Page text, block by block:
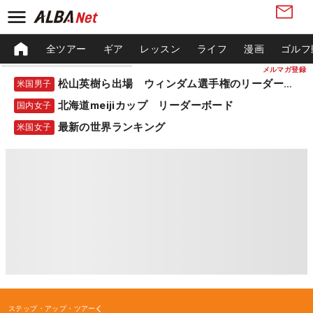
メルマガ登録
全ツアー ギア レッスン ライフ 漫画 ゴル
米国男子 松山英樹ら出場 ウィンダム選手権のリーダーボード
国内女子 北海道meijiカップ リーダーボード
米国女子 最新の世界ランキング
ステップ・アップ・ツアー